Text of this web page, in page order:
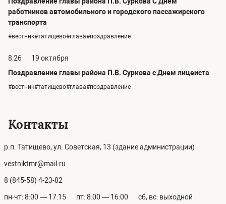
работников автомобильного и городского пассажирского
транспорта
#вестник#татищево#глава#поздравление
8:26
19 октября
Поздравление главы района П.В. Суркова с Днем лицеиста
#вестник#татищево#глава#поздравление
Контакты
р.п. Татищево, ул. Советская, 13 (здание администрации)
vestniktmr@mail.ru
8 (845-58) 4-23-82
пн-чт: 8:00 — 17:15 пт: 8:00 — 16:00 сб, вс: выходной